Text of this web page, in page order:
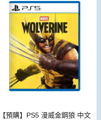
【預購】PS5 漫威金鋼狼 中文